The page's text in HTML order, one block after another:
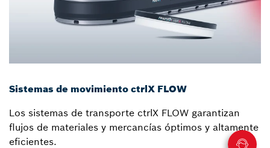
Sistemas de movimiento ctrlX FLOW
Los sistemas de transporte ctrlX FLOW garantizan
flujos de materiales y mercancías óptimos y altamente
eficientes.